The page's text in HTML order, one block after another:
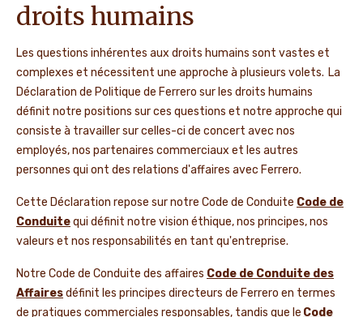
droits humains
Les questions inhérentes aux droits humains sont vastes et
complexes et nécessitent une approche à plusieurs volets. La
Déclaration de Politique de Ferrero sur les droits humains
définit notre positions sur ces questions et notre approche qui
consiste à travailler sur celles-ci de concert avec nos
employés, nos partenaires commerciaux et les autres
personnes qui ont des relations d'affaires avec Ferrero.
Cette Déclaration repose sur notre Code de Conduite Code de
Conduitequi définit notre vision éthique, nos principes, nos
valeurs et nos responsabilités en tant qu'entreprise.
Notre Code de Conduite des affaires Code de Conduite des
Affairesdéfinit les principes directeurs de Ferrero en termes
de pratiques commerciales responsables, tandis que le Code